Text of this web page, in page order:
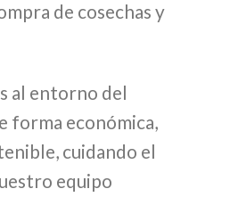
de cosechas y
al entorno del
forma económica,
cuidando el
equipo